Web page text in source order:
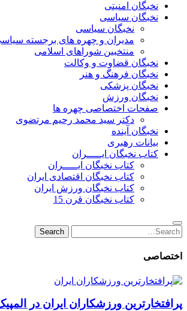
نخبگان امنیتی
نخبگان سیاسی
نخبگان سیاسی
مدیران و چهره های برجسته
منتخبین شوراهای اسلامی
نخبگان قضاوت و وکالت
نخبگان فرهنگ و هنر
نخبگان پزشکی
نخبگان ورزش
صفحات اختصاصی چهره ها
دکتر سید محمد رحیم مرتضوی
نخبگان آینده
بیانات رهبری
کتاب نخبگان ایـــــران
کتاب نخبگان ایـــــران
کتاب نخبگان اقتصادی ایران
کتاب نخبگان ورزش ایران
کتاب نخبگان قرن 15
Search
for:
Search
اختصاصی
پرافتخارترین ورزشکاران ایران در